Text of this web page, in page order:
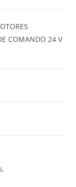
COMANDO 24 V